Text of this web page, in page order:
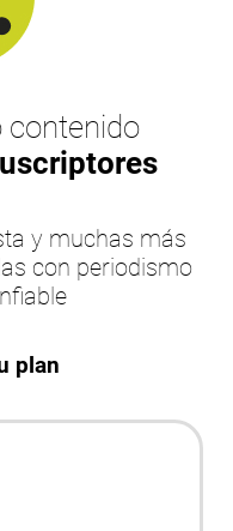
contenido
y muchas más
con periodismo
plan